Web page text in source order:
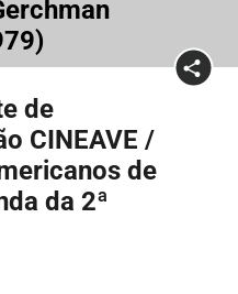
de
CINEAVE /
de
da 2ª